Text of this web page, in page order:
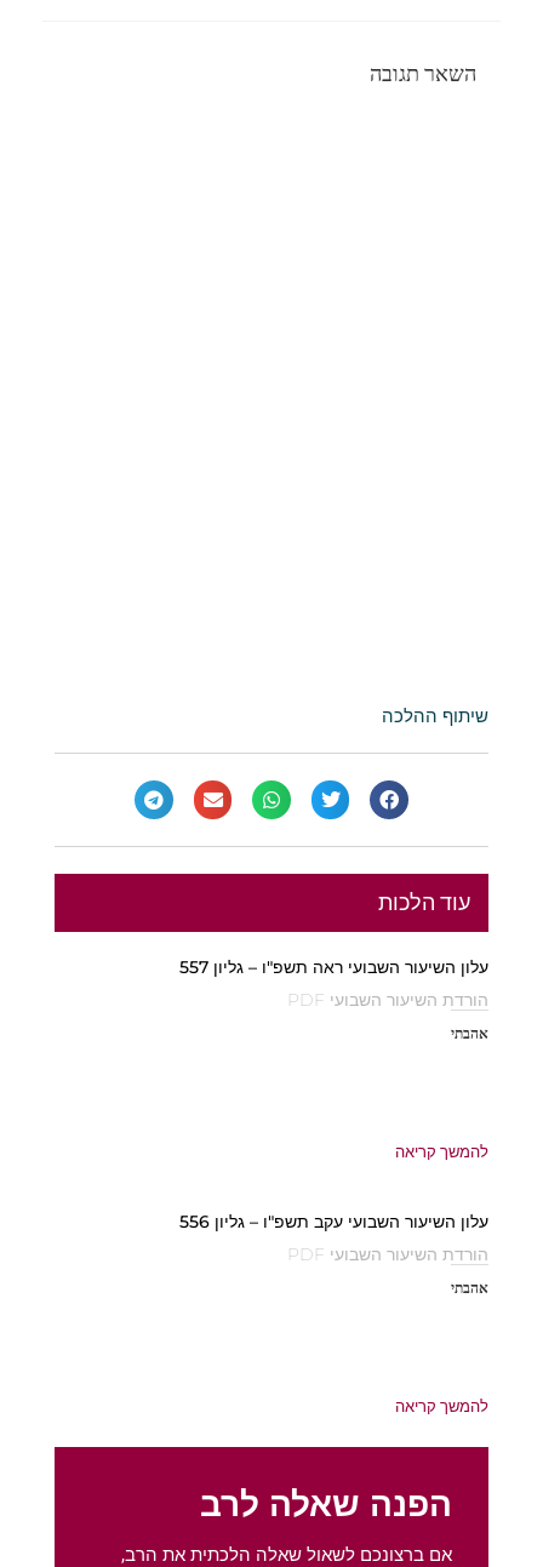
השאר תגובה
שיתוף ההלכה
עוד הלכות
עלון השיעור השבועי ראה תשפ"ו – גליון 557
הורדת השיעור השבועי PDF
אהבתי
להמשך קריאה
עלון השיעור השבועי עקב תשפ"ו – גליון 556
הורדת השיעור השבועי PDF
אהבתי
להמשך קריאה
הפנה שאלה לרב
אם ברצונכם לשאול שאלה הלכתית את הרב,